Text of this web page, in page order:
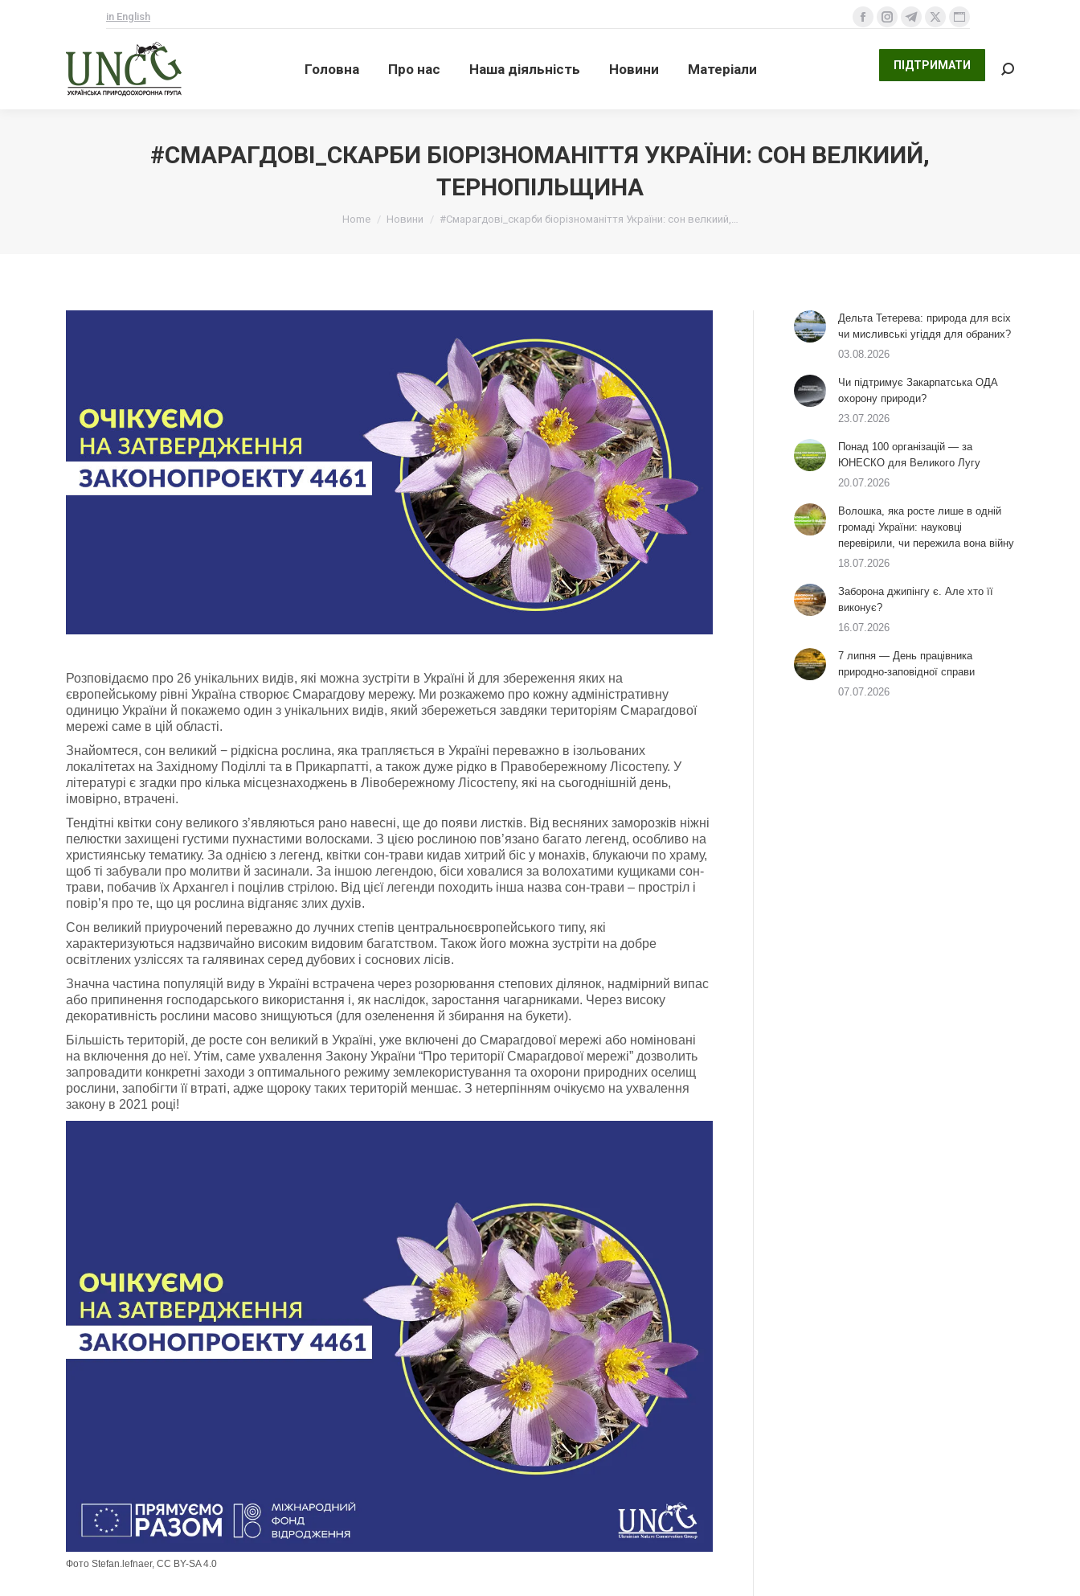
in English
Facebook
сторінка
відкривається
Instagram
сторінка
відкривається
Telegram
сторінка
відкривається
X
сторінка
відкривається
Website
сторінка
відкривається
Головна Про нас Наша діяльність Новини Матеріали ПІДТРИМАТИ Search:
#СМАРАГДОВІ_СКАРБИ БІОРІЗНОМАНІТТЯ УКРАЇНИ: СОН ВЕЛКИИЙ,
ТЕРНОПІЛЬЩИНА
Home Новини #Смарагдові_скарби біорізноманіття України: сон велкиий,…
Розповідаємо про 26 унікальних видів, які можна зустріти в Україні й для збереження яких на
європейському рівні Україна створює Смарагдову мережу. Ми розкажемо про кожну адміністративну
одиницю України й покажемо один з унікальних видів, який збережеться завдяки територіям Смарагдової
мережі саме в цій області.
Знайомтеся, сон великий − рідкісна рослина, яка трапляється в Україні переважно в ізольованих
локалітетах на Західному Поділлі та в Прикарпатті, а також дуже рідко в Правобережному Лісостепу. У
літературі є згадки про кілька місцезнаходжень в Лівобережному Лісостепу, які на сьогоднішній день,
імовірно, втрачені.
Тендітні квітки сону великого з’являються рано навесні, ще до появи листків. Від весняних заморозків ніжні
пелюстки захищені густими пухнастими волосками. З цією рослиною пов’язано багато легенд, особливо на
християнську тематику. За однією з легенд, квітки сон-трави кидав хитрий біс у монахів, блукаючи по храму,
щоб ті забували про молитви й засинали. За іншою легендою, біси ховалися за волохатими кущиками сон-
трави, побачив їх Архангел і поцілив стрілою. Від цієї легенди походить інша назва сон-трави – простріл і
повір’я про те, що ця рослина відганяє злих духів.
Сон великий приурочений переважно до лучних степів центральноєвропейського типу, які
характеризуються надзвичайно високим видовим багатством. Також його можна зустріти на добре
освітлених узліссях та галявинах серед дубових і соснових лісів.
Значна частина популяцій виду в Україні встрачена через розорювання степових ділянок, надмірний випас
або припинення господарського використання і, як наслідок, заростання чагарниками. Через високу
декоративність рослини масово знищуються (для озеленення й збирання на букети).
Більшість територій, де росте сон великий в Україні, уже включені до Смарагдової мережі або номіновані
на включення до неї. Утім, саме ухвалення Закону України “Про території Смарагдової мережі” дозволить
запровадити конкретні заходи з оптимального режиму землекористування та охорони природних оселищ
рослини, запобігти її втраті, адже щороку таких територій меншає. З нетерпінням очікуємо на ухвалення
закону в 2021 році!
Фото Stefan.lefnaer, CC BY-SA 4.0
Дельта Тетерева: природа для всіх
чи мисливські угіддя для обраних?
03.08.2026
Чи підтримує Закарпатська ОДА
охорону природи?
23.07.2026
Понад 100 організацій — за
ЮНЕСКО для Великого Лугу
20.07.2026
Волошка, яка росте лише в одній
громаді України: науковці
перевірили, чи пережила вона війну
18.07.2026
Заборона джипінгу є. Але хто її
виконує?
16.07.2026
7 липня — День працівника
природно-заповідної справи
07.07.2026
Головна Про нас Наша діяльність Новини Матеріали ПІДТРИМАТИ